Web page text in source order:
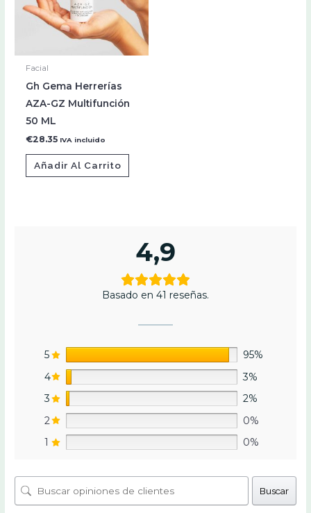
Facial
Gh Gema Herrerías
AZA-GZ Multifunción
50 ML
€28.35 IVA incluido
Añadir Al Carrito
4,9
Basado en 41 reseñas.
5
95%
4
3%
3
2%
2
0%
1
0%
Buscar